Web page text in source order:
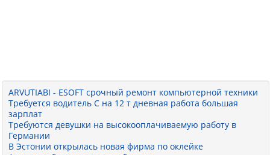
ARVUTIABI - ESOFT срочный ремонт компьютерной техники
Требуется водитель С на 12 т дневная работа большая
зарплат
Требуются девушки на высокооплачиваемую работу в
Германии
В Эстонии открылась новая фирма по оклейке